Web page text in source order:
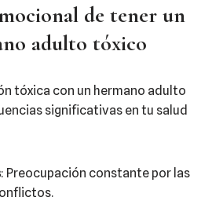
de tener un
adulto tóxico
tóxica con un hermano adulto
significativas en tu salud
: Preocupación constante por las